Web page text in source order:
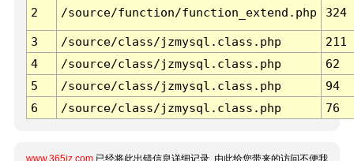
2 /source/function/function_extend.php 324
3 /source/class/jzmysql.class.php
211
4
/source/class/jzmysql.class.php
62
5
/source/class/jzmysql.class.php
94
6
/source/class/jzmysql.class.php 76